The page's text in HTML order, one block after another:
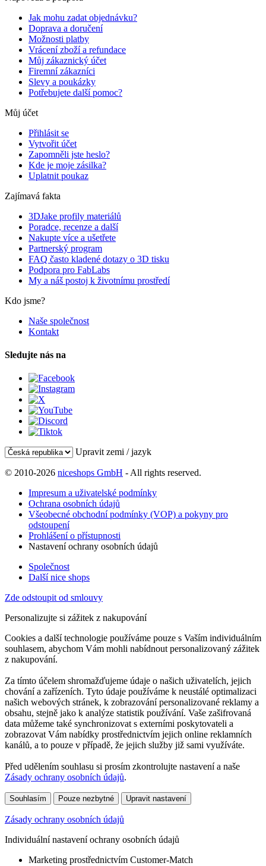
Jak mohu zadat objednávku?
Doprava a doručení
Možnosti platby
Vrácení zboží a refundace
Můj zákaznický účet
Firemní zákazníci
Slevy a poukázky
Potřebujete další pomoc?
Můj účet
Přihlásit se
Vytvořit účet
Zapomněli jste heslo?
Kde je moje zásilka?
Uplatnit poukaz
Zajímavá fakta
3DJake profily materiálů
Poradce, recenze a další
Nakupte více a ušetřete
Partnerský program
FAQ často kladené dotazy o 3D tisku
Podpora pro FabLabs
My a náš postoj k životnímu prostředí
Kdo jsme?
Naše společnost
Kontakt
Sledujte nás na
Upravit zemi / jazyk
© 2010-2026 niceshops GmbH - All rights reserved.
Impresum a uživatelské podmínky
Ochrana osobních údajů
Všeobecné obchodní podmínky (VOP) a pokyny pro
odstoupení
Prohlášení o přístupnosti
Nastavení ochrany osobních údajů
Společnost
Další nice shops
Zde odstoupit od smlouvy
Personalizujte si zážitek z nakupování
Cookies a další technologie používáme pouze s Vaším individuálním
souhlasem, abychom Vám mohli nabídnout personalizovaný zážitek
z nakupování.
Za tímto účelem shromažďujeme údaje o našich uživatelích, jejich
chování a zařízeních. Tyto údaje používáme k neustálé optimalizaci
našich webových stránek, k zobrazování personalizované reklamy a
obsahu, stejně jako k analýze statistik používání. Vaše zašifrovaná
data můžeme také synchronizovat s externími poskytovateli a
zobrazovat Vám nabídky prostřednictvím jejich online reklamních
kanálů, a to pouze v případě, že jejich služby již sami využíváte.
Před udělením souhlasu si prosím zkontrolujte nastavení a naše
Zásady ochrany osobních údajů.
Souhlasím Pouze nezbytné Upravit nastavení
Zásady ochrany osobních údajů
Individuální nastavení ochrany osobních údajů
Marketing prostřednictvím Customer-Match